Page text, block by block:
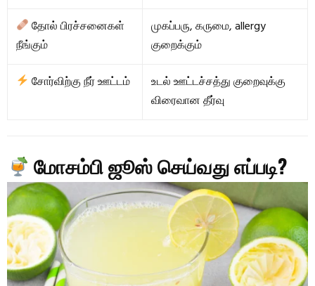
தோல் பிரச்சனைகள்
நீங்கும்
முகப்பரு, கருமை, allergy
குறைக்கும்
சோர்விற்கு நீர் ஊட்டம்
உடல் ஊட்டச்சத்து குறைவுக்கு
விரைவான தீர்வு
மோசம்பி ஜூஸ் செய்வது எப்படி?